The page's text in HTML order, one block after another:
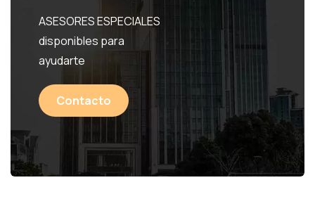
ASESORES ESPECIALES
disponibles para
ayudarte
Contacto